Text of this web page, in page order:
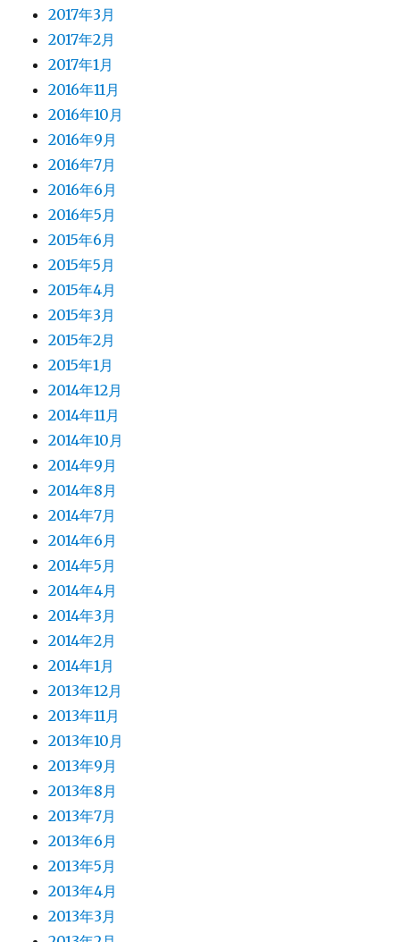
2017年3月
2017年2月
2017年1月
2016年11月
2016年10月
2016年9月
2016年7月
2016年6月
2016年5月
2015年6月
2015年5月
2015年4月
2015年3月
2015年2月
2015年1月
2014年12月
2014年11月
2014年10月
2014年9月
2014年8月
2014年7月
2014年6月
2014年5月
2014年4月
2014年3月
2014年2月
2014年1月
2013年12月
2013年11月
2013年10月
2013年9月
2013年8月
2013年7月
2013年6月
2013年5月
2013年4月
2013年3月